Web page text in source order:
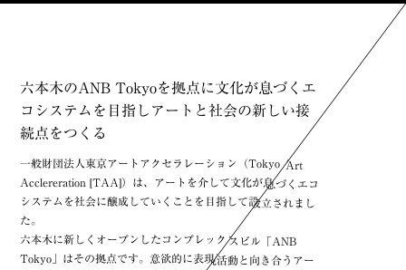
六本木のANB Tokyoを拠点に文化が息づくエ
コシステムを目指しアートと社会の新しい接
続点をつくる
一般財団法人東京アートアクセラレーション（Tokyo Art
Acclereration [TAA]）は、アートを介して文化が息づくエコ
システムを社会に醸成していくことを目指して設立されまし
た。
六本木に新しくオープンしたコンプレックスビル「ANB
Tokyo」はその拠点です。意欲的に表現活動と向き合うアー
六本木のANB Tokyoを拠点に文化が息づくエ
コシステムを目指しアートと社会の新しい接
続点をつくる
一般財団法人東京アートアクセラレーション（Tokyo Art
Acclereration [TAA]）は、アートを介して文化が息づくエコ
システムを社会に醸成していくことを目指して設立されまし
た。
六本木に新しくオープンしたコンプレックスビル「ANB
Tokyo」はその拠点です。意欲的に表現活動と向き合うアー